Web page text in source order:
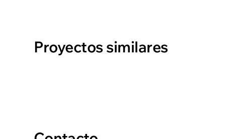
Proyectos similares